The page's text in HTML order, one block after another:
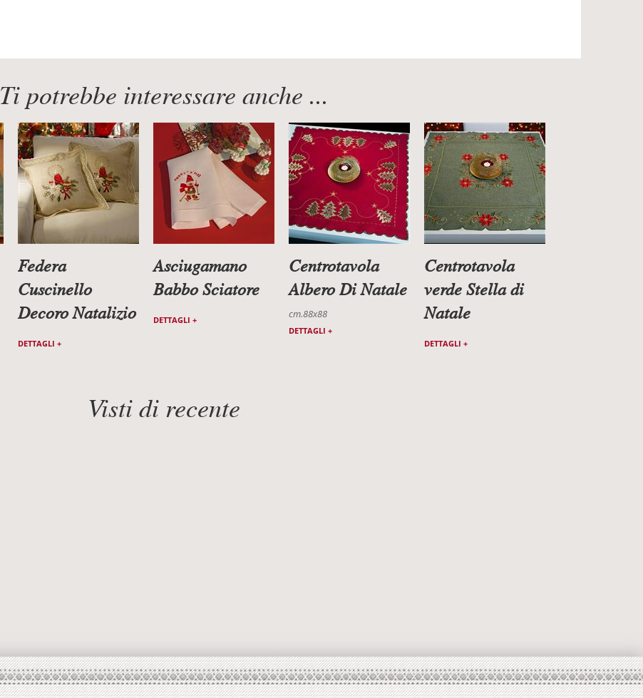
Ti potrebbe interessare anche ...
Federa
Cuscinello
Decoro Natalizio
DETTAGLI +
Asciugamano
Babbo Sciatore
DETTAGLI +
Centrotavola
Albero Di Natale
cm.88x88
DETTAGLI +
Centrotavola
verde Stella di
Natale
DETTAGLI +
Visti di recente